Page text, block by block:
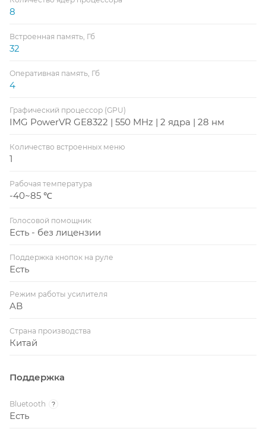
8
Встроенная память, Гб
32
Оперативная память, Гб
4
Графический процессор (GPU)
IMG PowerVR GE8322 | 550 MHz | 2 ядра | 28 нм
Количество встроенных меню
1
Рабочая температура
-40~85 ℃
Голосовой помощник
Есть - без лицензии
Поддержка кнопок на руле
Есть
Режим работы усилителя
AB
Страна производства
Китай
Поддержка
Bluetooth ?
Есть